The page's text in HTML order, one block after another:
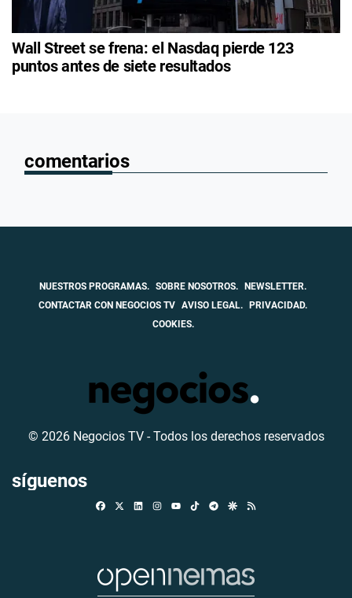
Wall Street se frena: el Nasdaq pierde 123
puntos antes de siete resultados
comentarios
NUESTROS PROGRAMAS. SOBRE NOSOTROS. NEWSLETTER.
CONTACTAR CON NEGOCIOS TV AVISO LEGAL. PRIVACIDAD.
COOKIES.
© 2026 Negocios TV - Todos los derechos reservados
síguenos
FacebookLinkedinInstagramTikTokTelegramGoogle Discover